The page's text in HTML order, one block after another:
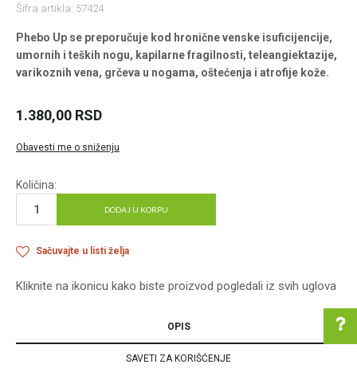
Šifra artikla: 57424
Phebo Up se preporučuje kod hronične venske isuficijencije,
umornih i teških nogu, kapilarne fragilnosti, teleangiektazije,
varikoznih vena, grčeva u nogama, oštećenja i atrofije kože.
1.380,00 RSD
Obavesti me o sniženju
Količina:
DODAJ U KORPU
Sačuvajte u listi želja
Kliknite na ikonicu kako biste proizvod pogledali iz svih uglova
OPIS
SAVETI ZA KORIŠĆENJE